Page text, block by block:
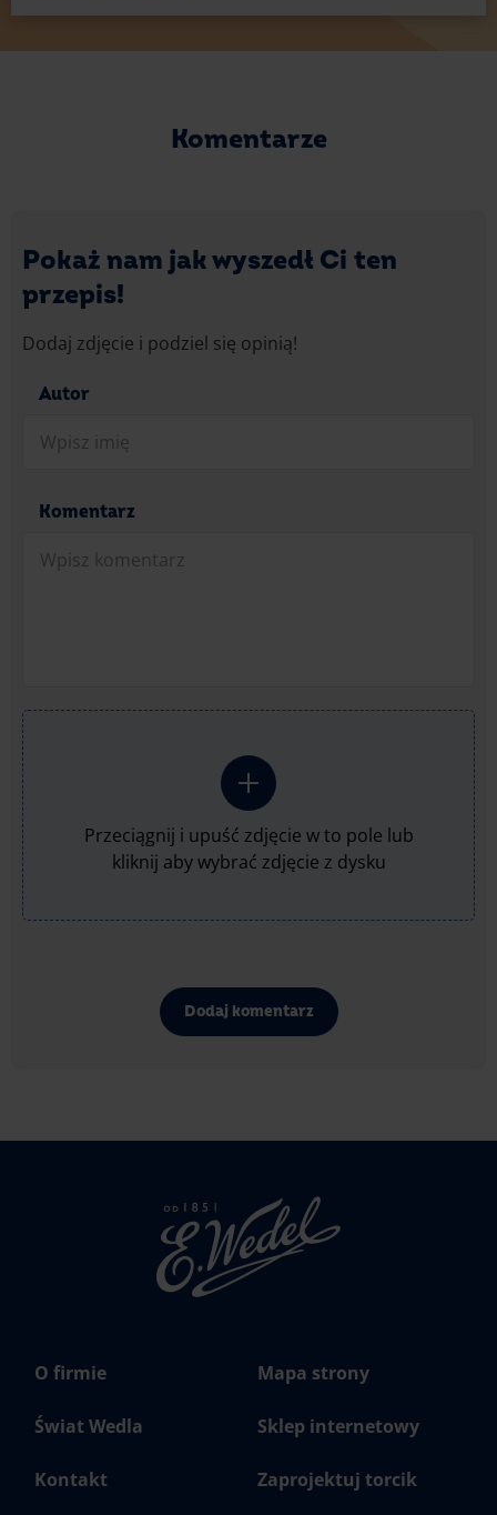
Komentarze
Pokaż nam jak wyszedł Ci ten
przepis!
Dodaj zdjęcie i podziel się opinią!
Autor
Komentarz
Przeciągnij i upuść zdjęcie w to pole lub
kliknij aby wybrać zdjęcie z dysku
Dodaj komentarz
Strona
głowna
Wedel.pl
O firmie
Świat Wedla
Kontakt
Mapa strony
Sklep internetowy
Zaprojektuj torcik